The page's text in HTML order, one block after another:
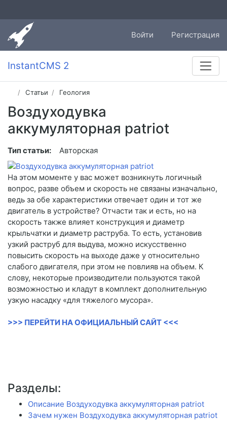
Войти Регистрация
InstantCMS 2
Статьи Геология
Воздуходувка
аккумуляторная patriot
Тип статьи: Авторская
На этом моменте у вас может возникнуть логичный
вопрос, разве объем и скорость не связаны изначально,
ведь за обе характеристики отвечает один и тот же
двигатель в устройстве? Отчасти так и есть, но на
скорость также влияет конструкция и диаметр
крыльчатки и диаметр раструба. То есть, установив
узкий раструб для выдува, можно искусственно
повысить скорость на выходе даже у относительно
слабого двигателя, при этом не повлияв на объем. К
слову, некоторые производители пользуются такой
возможностью и кладут в комплект дополнительную
узкую насадку «для тяжелого мусора».
>>> ПЕРЕЙТИ НА ОФИЦИАЛЬНЫЙ САЙТ <<<
Разделы:
Описание Воздуходувка аккумуляторная patriot
Зачем нужен Воздуходувка аккумуляторная patriot